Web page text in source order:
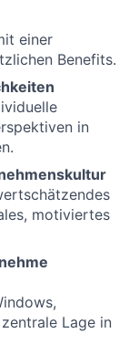
einer
Benefits.
in
motiviertes
Lage in